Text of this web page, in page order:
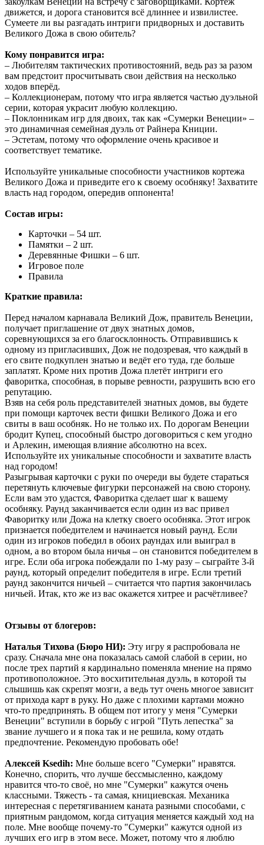
движется, и дорога становится всё длиннее и извилистее.
Сумеете ли вы разгадать интриги придворных и доставить
Великого Дожа в свою обитель?
Кому понравится игра:
– Любителям тактических противостояний, ведь раз за разом
вам предстоит просчитывать свои действия на несколько
ходов вперёд.
– Коллекционерам, потому что игра является частью дуэльной
серии, которая украсит любую коллекцию.
– Поклонникам игр для двоих, так как «Сумерки Венеции» –
это динамичная семейная дуэль от Райнера Книции.
– Эстетам, потому что оформление очень красивое и
соответствует тематике.
Используйте уникальные способности участников кортежа
Великого Дожа и приведите его к своему особняку! Захватите
власть над городом, опередив оппонента!
Состав игры:
Карточки – 54 шт.
Памятки – 2 шт.
Деревянные Фишки – 6 шт.
Игровое поле
Правила
Краткие правила:
Перед началом карнавала Великий Дож, правитель Венеции,
получает приглашение от двух знатных домов,
соревнующихся за его благосклонность. Отправившись к
одному из пригласивших, Дож не подозревая, что каждый в
его свите подкуплен знатью и ведёт его туда, где больше
заплатят. Кроме них против Дожа плетёт интриги его
фаворитка, способная, в порыве ревности, разрушить всю его
репутацию.​
​Взяв на себя роль представителей знатных домов, вы будете
при помощи карточек вести фишки Великого Дожа и его
свиты в ваш особняк.​ Но не только их. По дорогам Венеции
бродит Купец, способный быстро договориться с кем угодно
и Арлекин, имеющая влияние абсолютно на всех.
Используйте их уникальные способности и захватите власть
над городом!
Разыгрывая карточки с руки по очереди вы будете стараться
перетянуть ключевые фигурки персонажей на свою сторону.​
Если вам это удастся, Фаворитка сделает шаг к вашему
особняку. Раунд заканчивается если один из вас привел
Фаворитку или Дожа на клетку своего особняка.​ Этот игрок
признается победителем и начинается новый раунд. Если
один из игроков победил в обоих раундах или выиграл в
одном, а во втором была ничья – он становится победителем в
игре. Если оба игрока побеждали по 1-му разу – сыграйте 3-й
раунд, который определит победителя в игре. Если третий
раунд закончится ничьей – считается что партия закончилась
ничьей. Итак, кто же из вас окажется хитрее и расчётливее?
Отзывы от блогеров:
Наталья Тихова (Бюро НИ): Эту игру я распробовала не
сразу. Сначала мне она показалась самой слабой в серии, но
после трех партий я кардинально поменяла мнение на прямо
противоположное. Это восхитительная дуэль, в которой ты
слышишь как скрепят мозги, а ведь тут очень многое зависит
от прихода карт в руку. Но даже с плохими картами можно
что-то предпринять. В общем пот итогу у меня "Сумерки
Венеции" вступили в борьбу с игрой "Путь лепестка" за
звание лучшего и я пока так и не решила, кому отдать
предпочтение. Рекомендую пробовать обе!
Алексей Ksedih: Мне больше всего "Сумерки" нравятся.
Конечно, спорить, что лучше бессмысленно, каждому
нравится что-то своё, но мне "Сумерки" кажутся очень
классными. Тяжесть - та самая, книциевская. Механика
интересная с перетягиванием каната разными способами, с
приятным рандомом, когда ситуация меняется каждый ход на
поле. Мне вообще почему-то "Сумерки" кажутся одной из
лучших его игр в этом весе. Может, потому что я люблю